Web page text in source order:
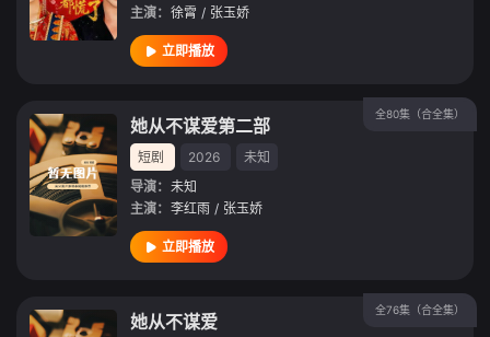
主演： 徐霄 / 张玉娇
立即播放
全80集（合全集）
她从不谋爱第二部
短剧 2026
未知
导演： 未知
主演： 李红雨 / 张玉娇
立即播放
全76集（合全集）
她从不谋爱